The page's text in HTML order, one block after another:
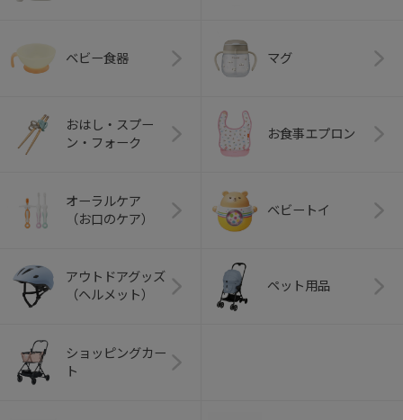
ベビー食器 マグ
おはし・スプー
ン・フォーク
お食事エプロン
オーラルケア
（お口のケア）
ベビートイ
アウトドアグッズ
（ヘルメット）
ペット用品
ショッピングカー
ト